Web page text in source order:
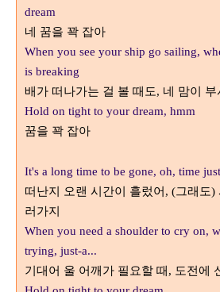
dream
네 꿈을 꽉 잡아
When you see your ship go sailing,
is breaking
배가 떠나가는 걸 볼 때도, 네 맘이
Hold on tight to your dream, hmm
꿈을 꽉 잡아
It's a long time to be gone, oh, time
떠난지 오랜 시간이 흘렀어, (그래도)
러가지
When you need a shoulder to cry on,
trying, just-a...
기대어 울 어깨가 필요할 때, 도전에